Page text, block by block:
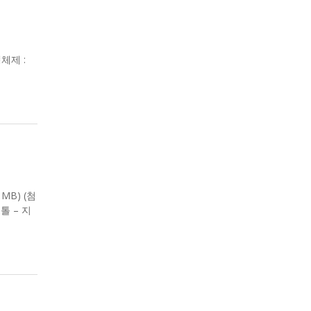
제 :
(첨
– 지